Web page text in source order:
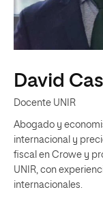
David
Docente UNIR
Abogado y
internacional y
fiscal en Crowe y
UNIR, con
internacionales.